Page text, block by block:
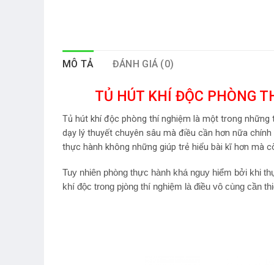
MÔ TẢ ĐÁNH GIÁ (0)
TỦ HÚT KHÍ ĐỘC PHÒNG
Tủ hút khí độc phòng thí nghiệm là một trong
dạy lý thuyết chuyên sâu mà điều cần hơn nữa
thực hành không những giúp trẻ hiểu bài kĩ hơn mà
Tuy nhiên phòng thực hành khá nguy hiểm bởi khi
khí độc trong pjòng thí nghiệm là điều vô cùng cần